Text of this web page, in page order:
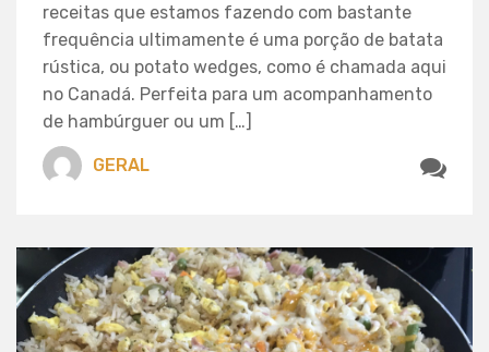
receitas que estamos fazendo com bastante
frequência ultimamente é uma porção de batata
rústica, ou potato wedges, como é chamada aqui
no Canadá. Perfeita para um acompanhamento
de hambúrguer ou um […]
GERAL